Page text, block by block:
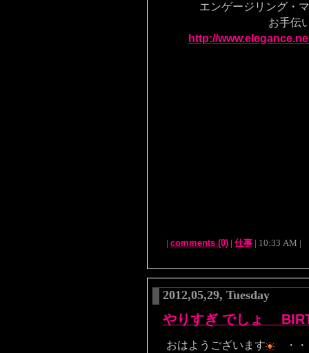
エンゲージリング・マ
お手伝いを致
http://
| comments (0)| 仕事| 10:33 AM |
2012,05,29, Tuesday
やりすぎ でしょ
おはようございます ・・